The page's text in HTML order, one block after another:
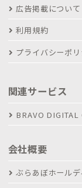
広告掲載について
利用規約
プライバシーポ
関連サービス
BRAVO DIGITAL
会社概要
ぶらあぼホールデ